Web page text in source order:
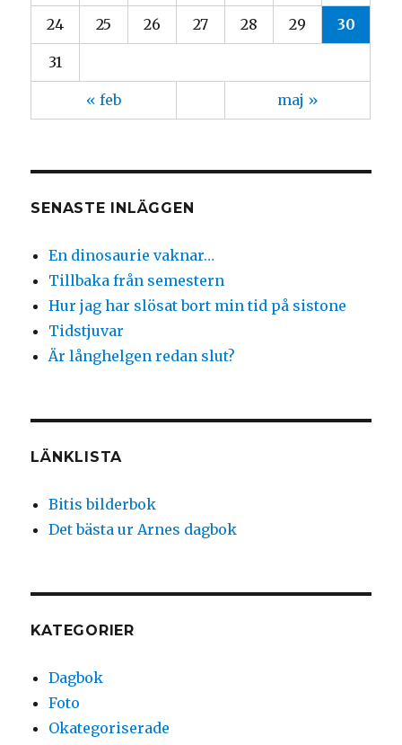
« feb maj »
24 25 26 27 28 29 30
31
SENASTE INLÄGGEN
En dinosaurie vaknar…
Tillbaka från semestern
Hur jag har slösat bort min tid på sistone
Tidstjuvar
Är långhelgen redan slut?
LÄNKLISTA
Bitis bilderbok
Det bästa ur Arnes dagbok
KATEGORIER
Dagbok
Foto
Okategoriserade